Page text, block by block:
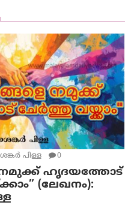
പിള്ള 0
നമുക്ക് ഹൃദയത്തോട്
(ലേഖനം):